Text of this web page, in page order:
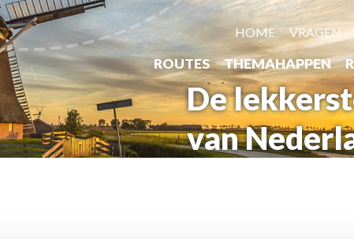
HOME VRAGEN
ROUTES THEMAHAPPEN
De
van